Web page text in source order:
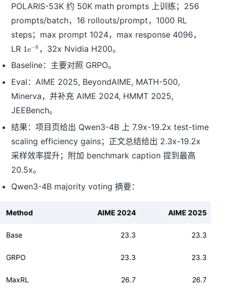
POLARIS-53K 约 50K math prompts 上训练；256
prompts/batch，16 rollouts/prompt，1000 RL
steps；max prompt 1024，max response 4096，
LR 1
^
-
6
1e−6 ，32x Nvidia H200。
Baseline：主要对照 GRPO。
Eval：AIME 2025, BeyondAIME, MATH-500,
Minerva，并补充 AIME 2024, HMMT 2025,
JEEBench。
结果：项目页给出 Qwen3-4B 上 7.9x-19.2x test-time
scaling efficiency gains；正文总结给出 2.3x-19.2x
采样效率提升；附加 benchmark caption 提到最高
20.5x。
Qwen3-4B majority voting 摘要：
Method AIME 2024 AIME 2025
Base 23.3 23.3
GRPO 23.3 23.3
MaxRL 26.7 26.7